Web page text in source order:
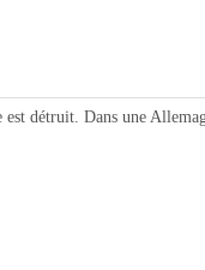
détruit. Dans une